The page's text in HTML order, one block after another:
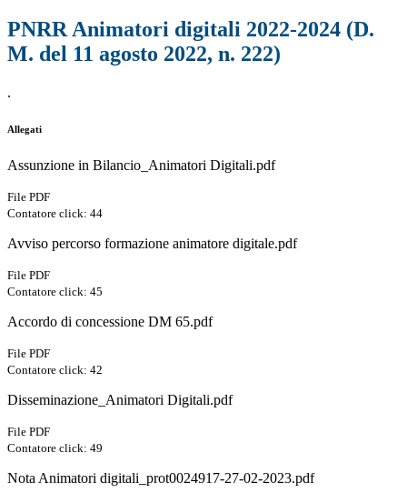
PNRR Animatori digitali 2022-2024 (D.
M. del 11 agosto 2022, n. 222)
.
Allegati
Assunzione in Bilancio_Animatori Digitali.pdf
File PDF
Contatore click: 44
Avviso percorso formazione animatore digitale.pdf
File PDF
Contatore click: 45
Accordo di concessione DM 65.pdf
File PDF
Contatore click: 42
Disseminazione_Animatori Digitali.pdf
File PDF
Contatore click: 49
Nota Animatori digitali_prot0024917-27-02-2023.pdf